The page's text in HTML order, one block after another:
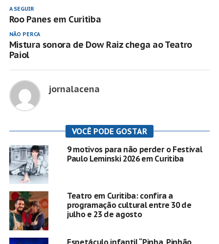
A SEGUIR
Roo Panes em Curitiba
NÃO PERCA
Mistura sonora de Dow Raiz chega ao Teatro
Paiol
jornalacena
VOCÊ PODE GOSTAR
9 motivos para não perder o Festival
Paulo Leminski 2026 em Curitiba
Teatro em Curitiba: confira a
programação cultural entre 30 de
julho e 23 de agosto